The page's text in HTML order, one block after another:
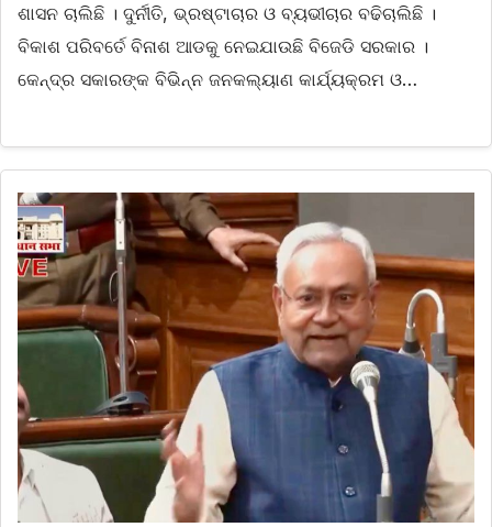
ଶାସନ ଚାଲିଛି । ଦୁର୍ନୀତି, ଭ୍ରଷ୍ଟାଚାର ଓ ବ୍ୟଭୀଚାର ବଢିଚାଲିଛି ।
ବିକାଶ ପରିବର୍ତେ ବିନାଶ ଆଡକୁ ନେଇଯାଉଛି ବିଜେଡି ସରକାର ।
କେନ୍ଦ୍ର ସକାରଙ୍କ ବିଭିନ୍ନ ଜନକଲ୍ୟାଣ କାର୍ଯ୍ୟକ୍ରମ ଓ…